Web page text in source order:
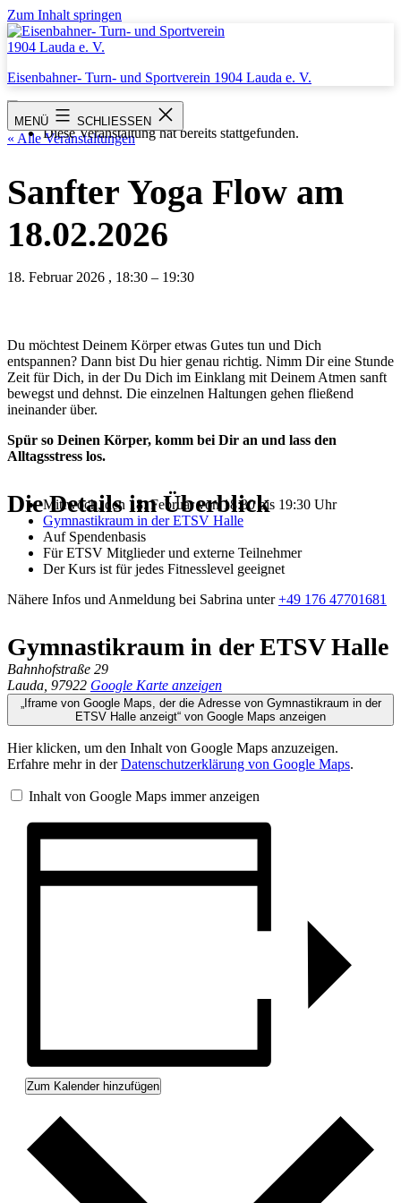
Zum Inhalt springen
Eisenbahner- Turn- und Sportverein 1904 Lauda e. V.
MENÜ SCHLIESSEN
« Alle Veranstaltungen
Diese Veranstaltung hat bereits stattgefunden.
Sanfter Yoga Flow am
18.02.2026
18. Februar 2026 , 18:30 – 19:30
Du möchtest Deinem Körper etwas Gutes tun und Dich
entspannen? Dann bist Du hier genau richtig. Nimm Dir eine Stunde
Zeit für Dich, in der Du Dich im Einklang mit Deinem Atmen sanft
bewegst und dehnst. Die einzelnen Haltungen gehen fließend
ineinander über.
Spür so Deinen Körper, komm bei Dir an und lass den
Alltagsstress los.
Die Details im Überblick
Mittwoch, den 18. Februar von 18:30 bis 19:30 Uhr
Gymnastikraum in der ETSV Halle
Auf Spendenbasis
Für ETSV Mitglieder und externe Teilnehmer
Der Kurs ist für jedes Fitnesslevel geeignet
Nähere Infos und Anmeldung bei Sabrina unter+49 176 47701681
Gymnastikraum in der ETSV Halle
Bahnhofstraße 29
Lauda 97922 Google Karte anzeigen
„Iframe von Google Maps, der die Adresse von Gymnastikraum in der
ETSV Halle anzeigt“ von Google Maps anzeigen
Hier klicken, um den Inhalt von Google Maps anzuzeigen.
Erfahre mehr in derDatenschutzerklärung von Google Maps.
Inhalt von Google Maps immer anzeigen
Zum Kalender hinzufügen